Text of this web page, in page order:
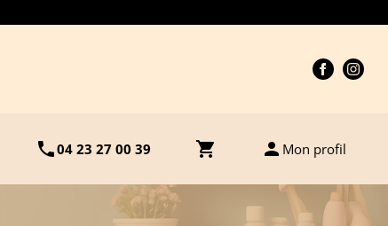
chaque lundi sur RDV.
petits-marmots.com
phone04 23 27 00 39 shopping_cart person Mon profil